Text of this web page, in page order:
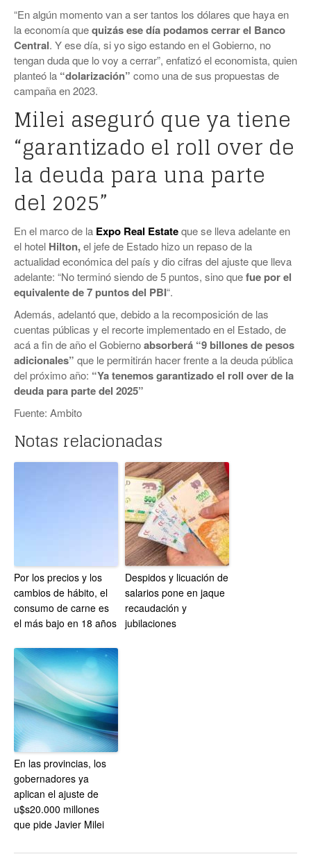
“En algún momento van a ser tantos los dólares que haya en
la economía quequizás ese día podamos cerrar el Banco
Central. Y ese día, si yo sigo estando en el Gobierno, no
tengan duda que lo voy a cerrar”, enfatizó el economista, quien
planteó la “dolarización” como una de sus propuestas de
campaña en 2023.
Milei aseguró que ya tiene
“garantizado el roll over de
la deuda para una parte
del 2025”
En el marco de la Expo Real Estateque se lleva adelante en
el hotel Hilton,el jefe de Estado hizo un repaso de la
actualidad económica del país y dio cifras del ajuste que lleva
adelante: “No terminó siendo de 5 puntos, sino quefue por el
equivalente de 7 puntos del PBI“.
Además, adelantó que, debido a la recomposición de las
cuentas públicas y el recorte implementado en el Estado, de
acá a fin de año el Gobiernoabsorberá “9 billones de pesos
adicionales” que le permitirán hacer frente a la deuda pública
del próximo año: “Ya tenemos garantizado el roll over de la
deuda para parte del 2025”
Fuente: Ambito
Notas relacionadas
Por los precios y los
cambios de hábito, el
consumo de carne es
el más bajo en 18 años
Despidos y licuación de
salarios pone en jaque
recaudación y
jubilaciones
En las provincias, los
gobernadores ya
aplican el ajuste de
u$s20.000 millones
que pide Javier Milei